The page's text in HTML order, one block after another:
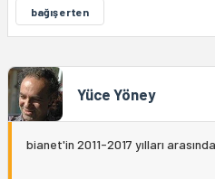
bağış erten
Yüce Yöney
bianet'in 2011-2017 yılları